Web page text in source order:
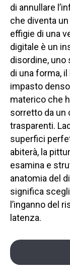
di annullare
che diventa
effigie di una
digitale è un
disordine, uno
di una forma,
impasto
materico che
sorretto da un
trasparenti.
superfici
abiterà, la
esamina e
anatomia del
significa
l’inganno del
latenza.